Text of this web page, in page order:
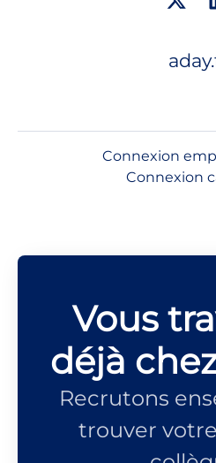
Connexion
Connexion
Vous
déjà
Recrutons
trouver